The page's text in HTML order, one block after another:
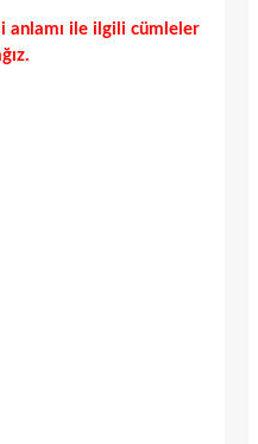
anlamı ile ilgili cümleler